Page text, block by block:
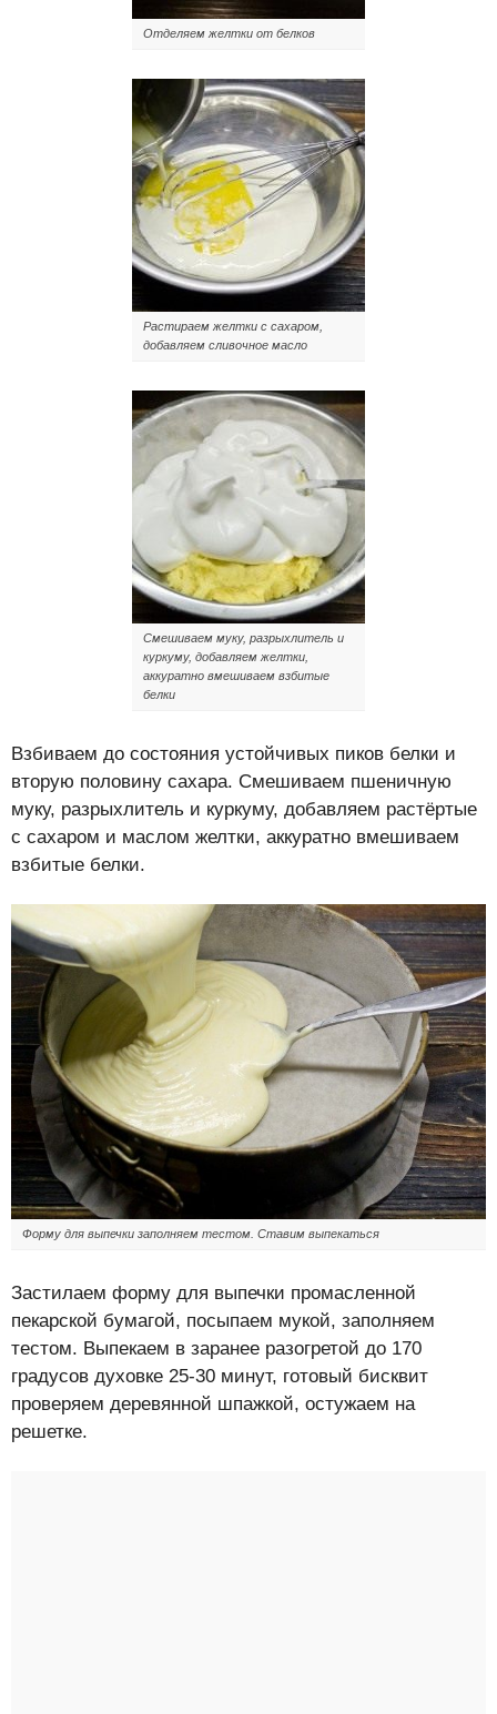
Отделяем желтки от белков
Растираем желтки с сахаром,
добавляем сливочное масло
Смешиваем муку, разрыхлитель и
куркуму, добавляем желтки,
аккуратно вмешиваем взбитые
белки
Взбиваем до состояния устойчивых пиков белки и
вторую половину сахара. Смешиваем пшеничную
муку, разрыхлитель и куркуму, добавляем растёртые
с сахаром и маслом желтки, аккуратно вмешиваем
взбитые белки.
Форму для выпечки заполняем тестом. Ставим выпекаться
Застилаем форму для выпечки промасленной
пекарской бумагой, посыпаем мукой, заполняем
тестом. Выпекаем в заранее разогретой до 170
градусов духовке 25-30 минут, готовый бисквит
проверяем деревянной шпажкой, остужаем на
решетке.